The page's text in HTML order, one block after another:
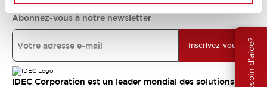
Besoin d'aide?
Abonnez-vous à notre newsletter
Inscrivez-vous
IDEC Corporation est un leader mondial des solutions